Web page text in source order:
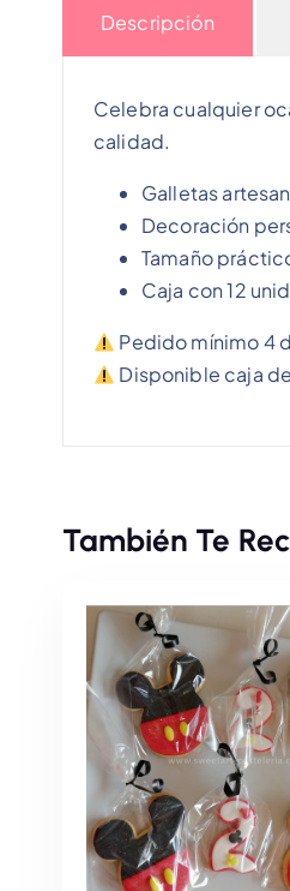
Descripción
Celebra cualquier
calidad.
Galletas
Decoración
Tamaño
Caja con 12
Pedido mínimo 4
Disponible caja
También Te